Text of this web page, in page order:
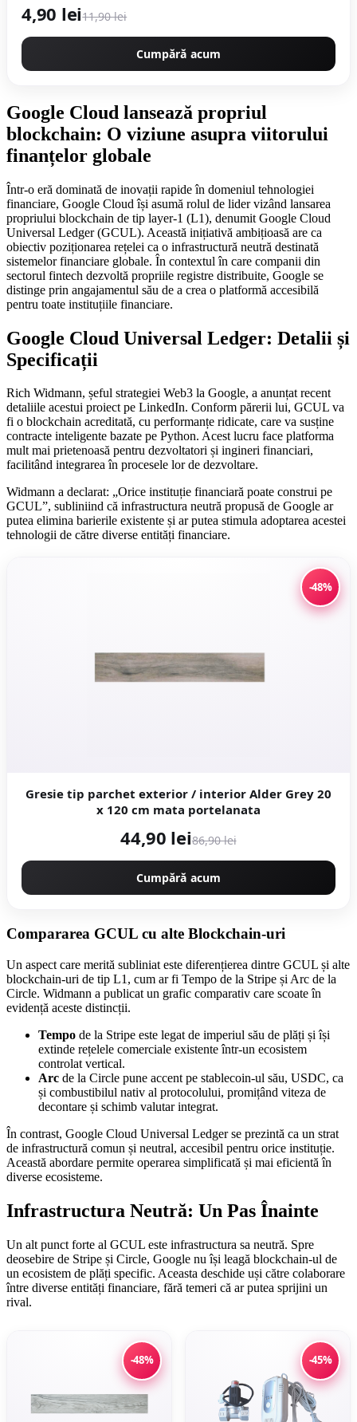
4,90 lei11,90 lei
Cumpără acum
Google Cloud lansează propriul
blockchain: O viziune asupra viitorului
finanțelor globale
Într-o eră dominată de inovații rapide în domeniul tehnologiei
financiare, Google Cloud își asumă rolul de lider vizând lansarea
propriului blockchain de tip layer-1 (L1), denumit Google Cloud
Universal Ledger (GCUL). Această inițiativă ambițioasă are ca
obiectiv poziționarea rețelei ca o infrastructură neutră destinată
sistemelor financiare globale. În contextul în care companii din
sectorul fintech dezvoltă propriile registre distribuite, Google se
distinge prin angajamentul său de a crea o platformă accesibilă
pentru toate instituțiile financiare.
Google Cloud Universal Ledger: Detalii și
Specificații
Rich Widmann, șeful strategiei Web3 la Google, a anunțat recent
detaliile acestui proiect pe LinkedIn. Conform părerii lui, GCUL va
fi o blockchain acreditată, cu performanțe ridicate, care va susține
contracte inteligente bazate pe Python. Acest lucru face platforma
mult mai prietenoasă pentru dezvoltatori și ingineri financiari,
facilitând integrarea în procesele lor de dezvoltare.
Widmann a declarat: „Orice instituție financiară poate construi pe
GCUL”, subliniind că infrastructura neutră propusă de Google ar
putea elimina barierile existente și ar putea stimula adoptarea acestei
tehnologii de către diverse entități financiare.
-48%
Gresie tip parchet exterior / interior Alder Grey 20
x 120 cm mata portelanata
44,90 lei86,90 lei
Cumpără acum
Compararea GCUL cu alte Blockchain-uri
Un aspect care merită subliniat este diferențierea dintre GCUL și alte
blockchain-uri de tip L1, cum ar fi Tempo de la Stripe și Arc de la
Circle. Widmann a publicat un grafic comparativ care scoate în
evidență aceste distincții.
Tempo de la Stripe este legat de imperiul său de plăți și își
extinde rețelele comerciale existente într-un ecosistem
controlat vertical.
Arc de la Circle pune accent pe stablecoin-ul său, USDC, ca
și combustibilul nativ al protocolului, promițând viteza de
decontare și schimb valutar integrat.
În contrast, Google Cloud Universal Ledger se prezintă ca un strat
de infrastructură comun și neutral, accesibil pentru orice instituție.
Această abordare permite operarea simplificată și mai eficientă în
diverse ecosisteme.
Infrastructura Neutră: Un Pas Înainte
Un alt punct forte al GCUL este infrastructura sa neutră. Spre
deosebire de Stripe și Circle, Google nu își leagă blockchain-ul de
un ecosistem de plăți specific. Aceasta deschide uși către colaborare
între diverse entități financiare, fără temeri că ar putea sprijini un
rival.
-48% -45%